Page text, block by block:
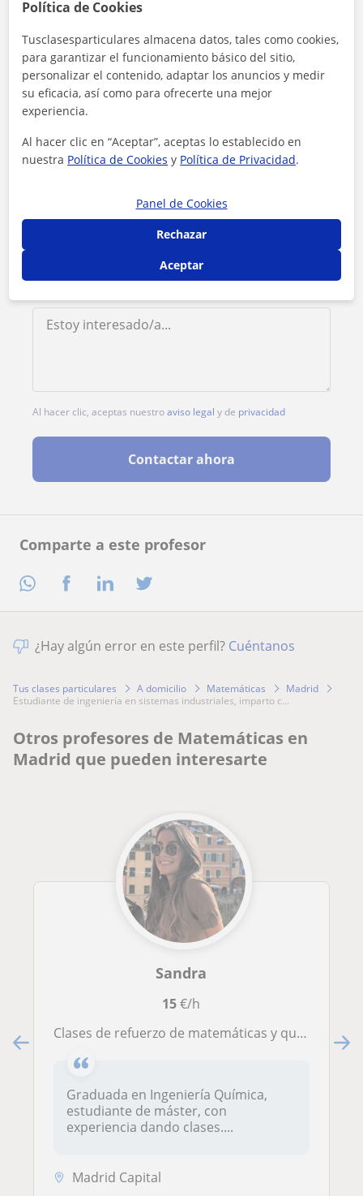
Comparte a este profesor
Tarifa 12€/h
1ª clase gratis
Al hacer clic, aceptas nuestroaviso legal y de privacidad
Contactar ahora
¿Hay algún error en este perfil? Cuéntanos
Tus clases particulares A domicilio Matemáticas
Madrid
estudiante de ingeniería en sistemas industriales, imparto c...
Otros profesores de Matemáticas en
Madrid que pueden interesarte
Sandra
15€/h
Clases de refuerzo de matemáticas y química a niveles de primaria y secundaria
Graduada en Ingeniería Química,
estudiante de máster, con
experiencia dando clases....
Madrid Capital
Política de Cookies
Tusclasesparticulares almacena datos, tales como cookies,
para garantizar el funcionamiento básico del sitio,
personalizar el contenido, adaptar los anuncios y medir
su eficacia, así como para ofrecerte una mejor
experiencia.
Al hacer clic en “Aceptar”, aceptas lo establecido en
nuestra Política de Cookies y Política de Privacidad.
Panel de Cookies
Rechazar
Aceptar